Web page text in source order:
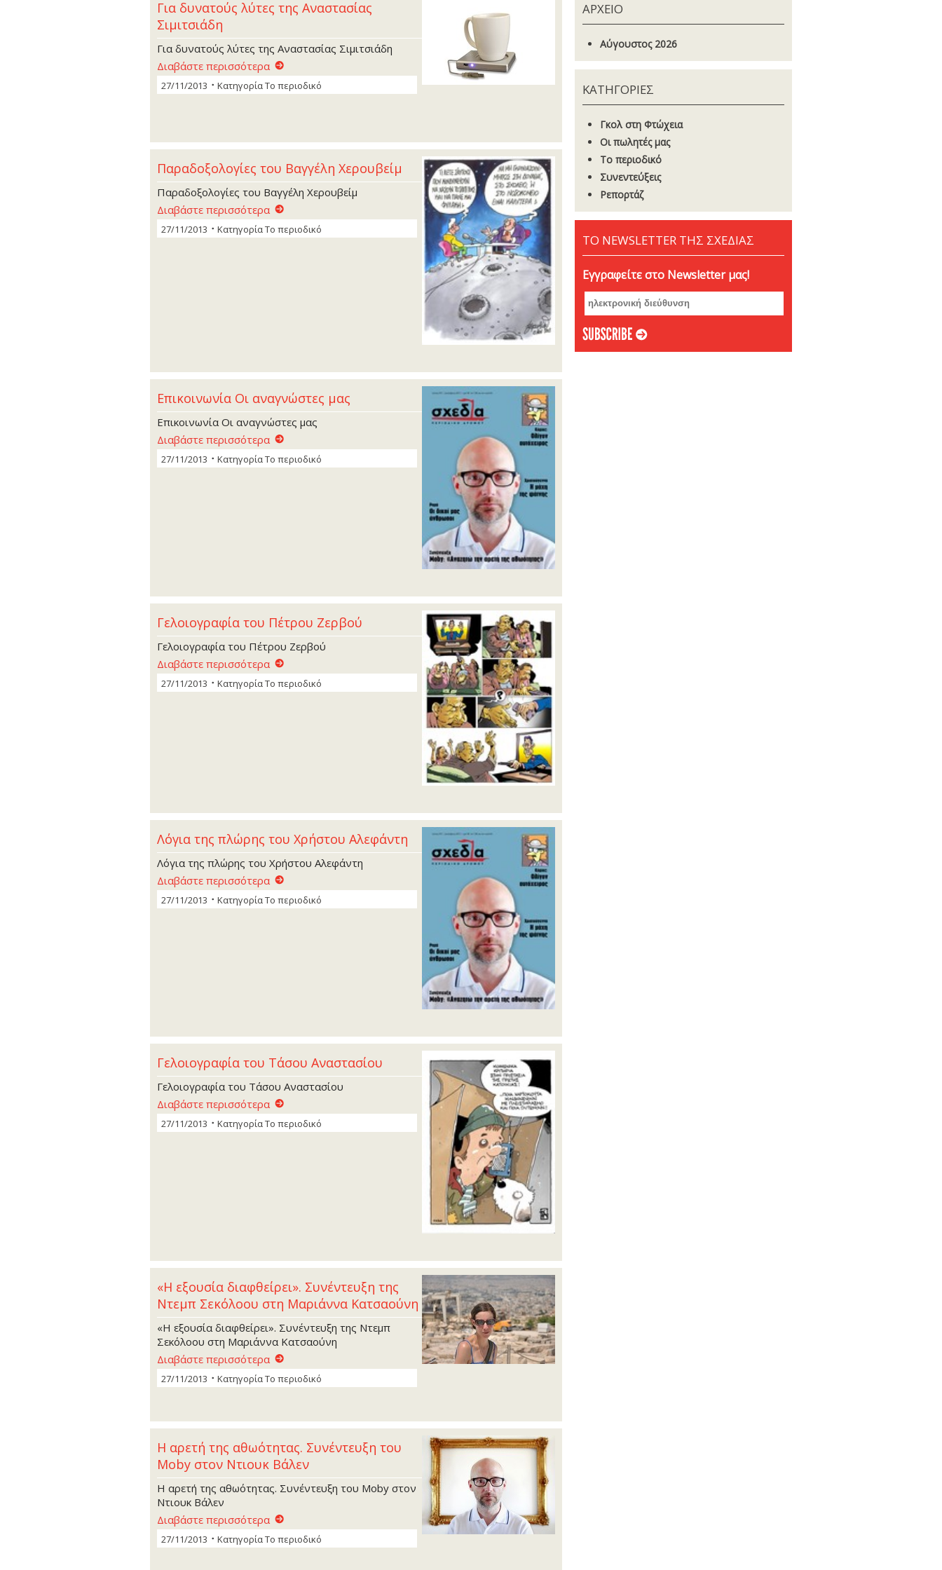
Για δυνατούς λύτες της Αναστασίας
Σιµιτσιάδη
Για δυνατούς λύτες της Αναστασίας Σιµιτσιάδη
Διαβάστε περισσότερα
27/11/2013 ΚατηγορίαΤο περιοδικό
Παραδοξολογίες του Βαγγέλη Χερουβείµ
Παραδοξολογίες του Βαγγέλη Χερουβείµ
Διαβάστε περισσότερα
27/11/2013 ΚατηγορίαΤο περιοδικό
Επικοινωνία Οι αναγνώστες µας
Επικοινωνία Οι αναγνώστες µας
Διαβάστε περισσότερα
27/11/2013 ΚατηγορίαΤο περιοδικό
Γελοιογραφία του Πέτρου Ζερβού
Γελοιογραφία του Πέτρου Ζερβού
Διαβάστε περισσότερα
27/11/2013 ΚατηγορίαΤο περιοδικό
Λόγια της πλώρης του Χρήστου Αλεφάντη
Λόγια της πλώρης του Χρήστου Αλεφάντη
Διαβάστε περισσότερα
27/11/2013 ΚατηγορίαΤο περιοδικό
Γελοιογραφία του Τάσου Αναστασίου
Γελοιογραφία του Τάσου Αναστασίου
Διαβάστε περισσότερα
27/11/2013 ΚατηγορίαΤο περιοδικό
«Η εξουσία διαφθείρει». Συνέντευξη της
Ντεµπ Σεκόλοου στη Μαριάννα Κατσαούνη
«Η εξουσία διαφθείρει». Συνέντευξη της Ντεµπ
Σεκόλοου στη Μαριάννα Κατσαούνη
Διαβάστε περισσότερα
27/11/2013 ΚατηγορίαΤο περιοδικό
Η αρετή της αθωότητας. Συνέντευξη του
Moby στον Nτιουκ Βάλεν
Η αρετή της αθωότητας. Συνέντευξη του Moby στον
Nτιουκ Βάλεν
Διαβάστε περισσότερα
27/11/2013 ΚατηγορίαΤο περιοδικό
ΑΡΧΕΙΟ
Αύγουστος 2026
ΚΑΤΗΓΟΡΙΕΣ
Γκoλ στη Φτώχεια
Οι πωλητές μας
Το περιοδικό
Συνεντεύξεις
Ρεπορτάζ
ΤΟ NEWSLETTER ΤΗΣ ΣΧΕΔΙΑΣ
Εγγραφείτε στο Newsletter μας!